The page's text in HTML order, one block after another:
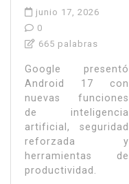
junio 17, 2026
0
665 palabras
Google presentó
Android 17 con
nuevas funciones
de inteligencia
artificial, seguridad
reforzada y
herramientas de
productividad.